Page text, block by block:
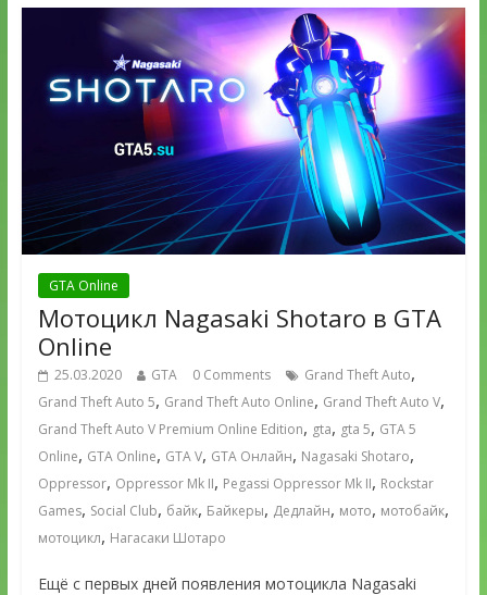
GTA Online
Мотоцикл Nagasaki Shotaro в GTA
Online
25.03.2020 GTA 0 Comments Grand Theft Auto,
Grand Theft Auto 5, Grand Theft Auto Online, Grand Theft Auto V,
Grand Theft Auto V Premium Online Edition, gta, gta 5, GTA 5
Online, GTA Online, GTA V, GTA Онлайн, Nagasaki Shotaro,
Oppressor, Oppressor Mk II, Pegassi Oppressor Mk II, Rockstar
Games, Social Club, байк, Байкеры, Дедлайн, мото, мотобайк,
мотоцикл, Нагасаки Шотаро
Ещё с первых дней появления мотоцикла Nagasaki